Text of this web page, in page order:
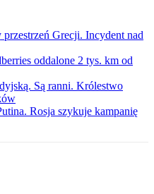
Grecji. Incydent nad
oddalone 2 tys. km od
Są ranni. Królestwo
Rosja szykuje kampanię